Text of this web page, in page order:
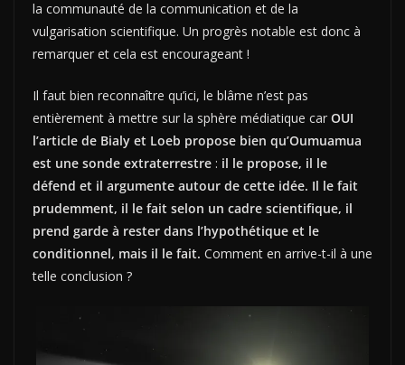
la communauté de la communication et de la
vulgarisation scientifique. Un progrès notable est donc à
remarquer et cela est encourageant !
Il faut bien reconnaître qu’ici, le blâme n’est pas
entièrement à mettre sur la sphère médiatique car OUI
l’article de Bialy et Loeb propose bien qu’Oumuamua
est une sonde extraterrestre : il le propose, il le
défend et il argumente autour de cette idée. Il le fait
prudemment, il le fait selon un cadre scientifique, il
prend garde à rester dans l’hypothétique et le
conditionnel, mais il le fait. Comment en arrive-t-il à une
telle conclusion ?